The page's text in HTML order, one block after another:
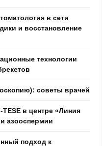
в сети
и восстановление
технологии
советы врачей
в центре «Линия
азооспермии
подход к